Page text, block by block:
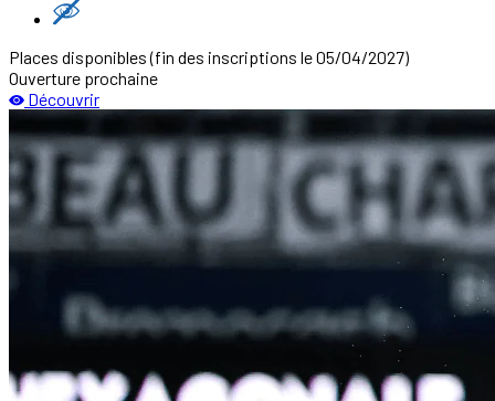
Places disponibles(fin des inscriptions le 05/04/2027)
Ouverture prochaine
Découvrir